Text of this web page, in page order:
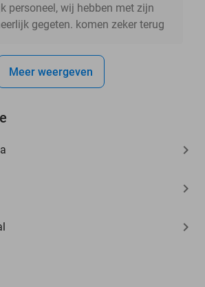
personeel, wij hebben met zijn
gegeten. komen zeker terug
Meer weergeven